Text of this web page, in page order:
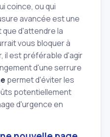
coince, ou qui
avancée est une
d'attendre la
vous bloquer à
il est préférable d'agir
d'une serrure
permet d'éviter les
potentiellement
d'urgence en